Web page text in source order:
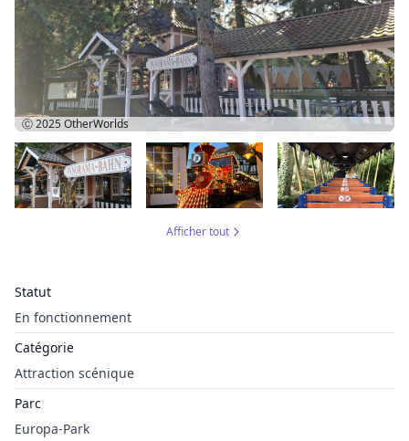
Statut
En fonctionnement
Catégorie
Attraction scénique
Parc
Europa-Park
Ⓒ 2025OtherWorlds
Afficher tout